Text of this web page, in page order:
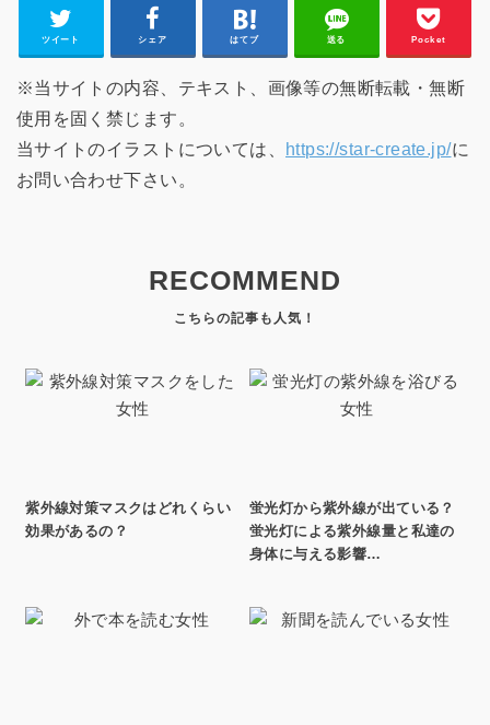
ツイート シェア はてブ 送る Pocket
※当サイトの内容、テキスト、画像等の無断転載・無断
使用を固く禁じます。
当サイトのイラストについては、 https://star-create.jp/に
お問い合わせ下さい。
RECOMMEND
紫外線対策マスクはどれくらい
効果があるの？
蛍光灯から紫外線が出ている？
蛍光灯による紫外線量と私達の
身体に与える影響…